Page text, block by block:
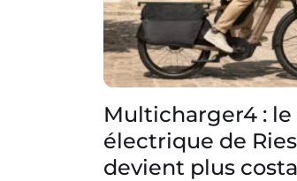
Multicharger4 :
électrique de
devient plus